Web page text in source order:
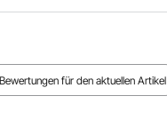
Bewertungen für den aktuellen Artikel